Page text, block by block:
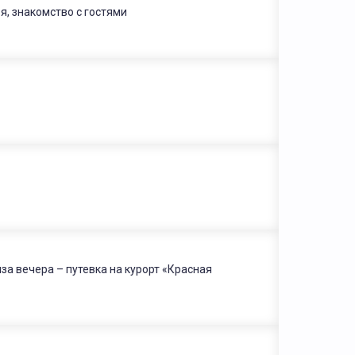
знакомство с гостями
вечера – путевка на курорт «Красная